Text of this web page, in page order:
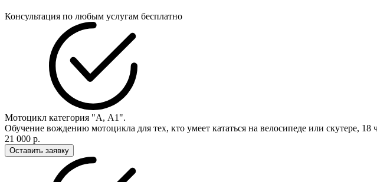
Консультация по любым услугам бесплатно
Мотоцикл категория "А, А1".
Обучение вождению мотоцикла для тех, кто умеет кататься на велосипеде или скутере, 18
21 000 р.
Оставить заявку